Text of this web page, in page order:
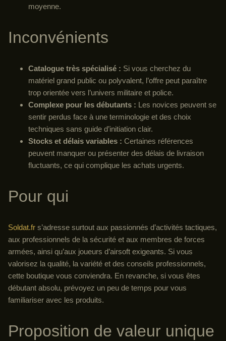
moyenne.
Inconvénients
Catalogue très spécialisé : Si vous cherchez du
matériel grand public ou polyvalent, l’offre peut paraître
trop orientée vers l’univers militaire et police.
Complexe pour les débutants : Les novices peuvent se
sentir perdus face à une terminologie et des choix
techniques sans guide d’initiation clair.
Stocks et délais variables : Certaines références
peuvent manquer ou présenter des délais de livraison
fluctuants, ce qui complique les achats urgents.
Pour qui
Soldat.fr s’adresse surtout aux passionnés d’activités tactiques,
aux professionnels de la sécurité et aux membres de forces
armées, ainsi qu’aux joueurs d’airsoft exigeants. Si vous
valorisez la qualité, la variété et des conseils professionnels,
cette boutique vous conviendra. En revanche, si vous êtes
débutant absolu, prévoyez un peu de temps pour vous
familiariser avec les produits.
Proposition de valeur unique